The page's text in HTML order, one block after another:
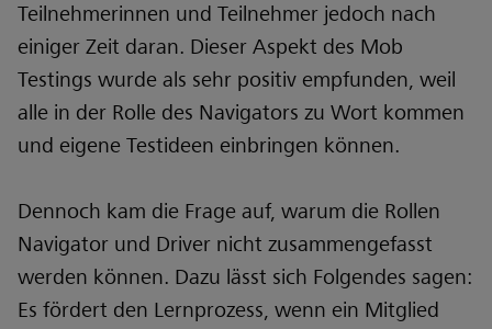
Teilnehmerinnen und Teilnehmer jedoch nach
einiger Zeit daran. Dieser Aspekt des Mob
Testings wurde als sehr positiv empfunden, weil
alle in der Rolle des Navigators zu Wort kommen
und eigene Testideen einbringen können.
Dennoch kam die Frage auf, warum die Rollen
Navigator und Driver nicht zusammengefasst
werden können. Dazu lässt sich Folgendes sagen:
Es fördert den Lernprozess, wenn ein Mitglied